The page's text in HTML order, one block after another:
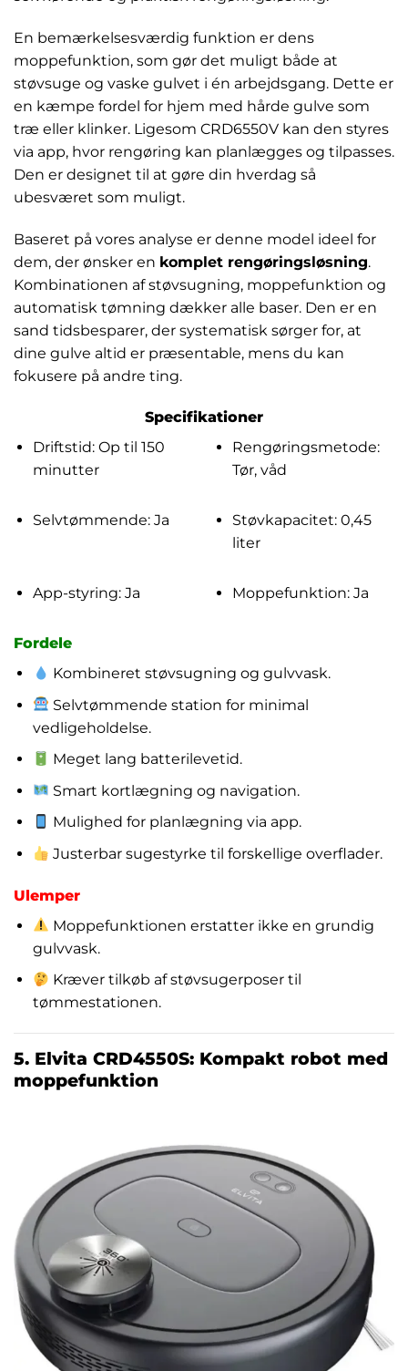
En bemærkelsesværdig funktion er dens
moppefunktion, som gør det muligt både at
støvsuge og vaske gulvet i én arbejdsgang. Dette er
en kæmpe fordel for hjem med hårde gulve som
træ eller klinker. Ligesom CRD6550V kan den styres
via app, hvor rengøring kan planlægges og tilpasses.
Den er designet til at gøre din hverdag så
ubesværet som muligt.
Baseret på vores analyse er denne model ideel for
dem, der ønsker en komplet rengøringsløsning.
Kombinationen af støvsugning, moppefunktion og
automatisk tømning dækker alle baser. Den er en
sand tidsbesparer, der systematisk sørger for, at
dine gulve altid er præsentable, mens du kan
fokusere på andre ting.
Specifikationer
Driftstid: Op til 150
minutter
Rengøringsmetode:
Tør, våd
Selvtømmende: Ja
Støvkapacitet: 0,45
liter
App-styring: Ja Moppefunktion: Ja
Fordele
Kombineret støvsugning og gulvvask.
Selvtømmende station for minimal
vedligeholdelse.
Meget lang batterilevetid.
Smart kortlægning og navigation.
Mulighed for planlægning via app.
Justerbar sugestyrke til forskellige overflader.
Ulemper
Moppefunktionen erstatter ikke en grundig
gulvvask.
Kræver tilkøb af støvsugerposer til
tømmestationen.
5. Elvita CRD4550S: Kompakt robot med
moppefunktion